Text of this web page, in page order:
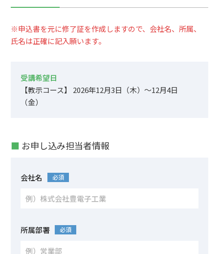
※申込書を元に修了証を作成しますので、会社名、所属、
氏名は正確に記入願います。
受講希望日
【教示コース】 2026年12月3日（木）～12月4日
（金）
■ お申し込み担当者情報
会社名 必須
所属部署 必須